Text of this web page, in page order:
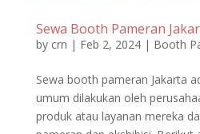
Sewa Booth Pameran
by crn | Feb 2, 2024| Booth
Sewa booth pameran Jakarta
umum dilakukan oleh
produk atau layanan mereka